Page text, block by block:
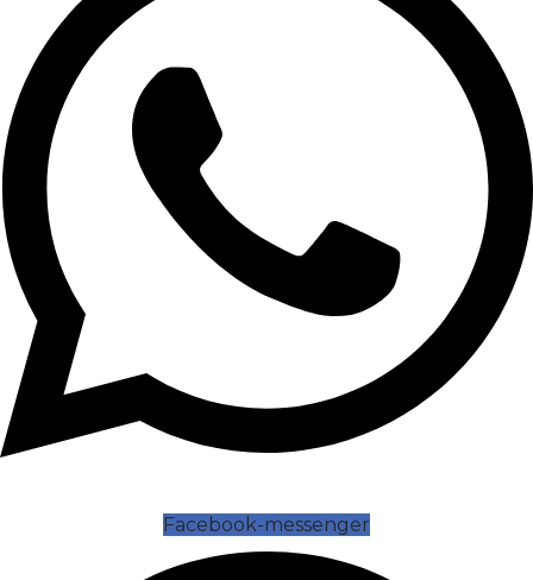
Facebook-messenger